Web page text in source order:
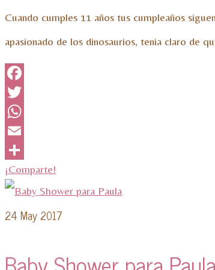
Cuando cumples 11 años tus cumpleaños
apasionado de los dinosaurios, tenia claro de
Facebook
Twitter
WhatsApp
Email
¡Comparte!
24 May 2017